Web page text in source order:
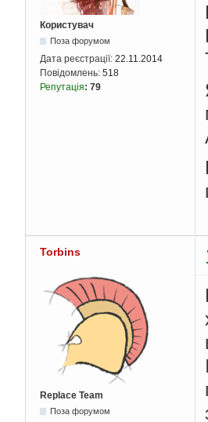
Користувач
Поза форумом
Дата реєстрації: 22.11.2014
Повідомлень: 518
Репутація: 79
Torbins
Replace Team
Поза форумом